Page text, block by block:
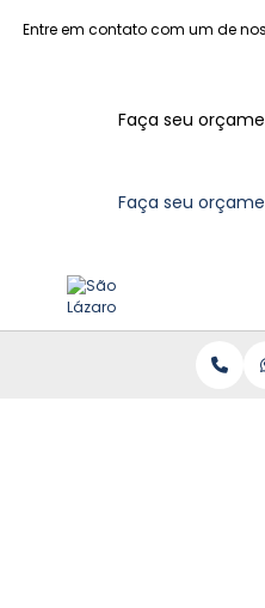
Entre em contato com um de
Faça seu
Faça seu